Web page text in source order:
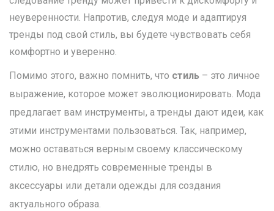
неуверенности. Напротив, следуя моде и адаптируя
тренды под свой стиль, вы будете чувствовать себя
комфортно и уверенно.
Помимо этого, важно помнить, что стиль – это личное
выражение, которое может эволюционировать. Мода
предлагает вам инструменты, а тренды дают идеи, как
этими инструментами пользоваться. Так, например,
можно оставаться верным своему классическому
стилю, но внедрять современные тренды в
аксессуары или детали одежды для создания
актуального образа.